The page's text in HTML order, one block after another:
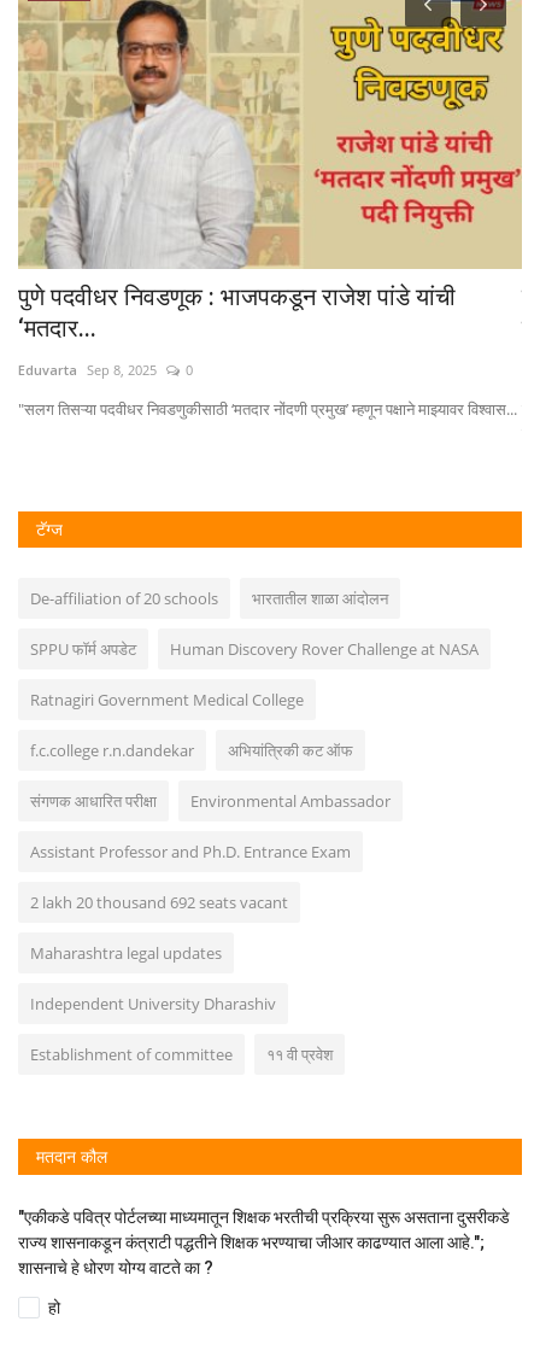
पुणे पदवीधर निवडणूक : भाजपकडून राजेश पांडे यांची
‘मतदार...
Eduvarta Sep 8, 2025 0
"सलग तिसऱ्या पदवीधर निवडणुकीसाठी ‘मतदार नोंदणी प्रमुख’ म्हणून पक्षाने माझ्यावर विश्वास...
टॅग्ज
De-affiliation of 20 schools भारतातील शाळा आंदोलन
SPPU फॉर्म अपडेट Human Discovery Rover Challenge at NASA
Ratnagiri Government Medical College
f.c.college r.n.dandekar अभियांत्रिकी कट ऑफ
संगणक आधारित परीक्षा Environmental Ambassador
Assistant Professor and Ph.D. Entrance Exam
2 lakh 20 thousand 692 seats vacant
Maharashtra legal updates
Independent University Dharashiv
Establishment of committee ११ वी प्रवेश
मतदान कौल
"एकीकडे पवित्र पोर्टलच्या माध्यमातून शिक्षक भरतीची प्रक्रिया सुरू असताना दुसरीकडे
राज्य शासनाकडून कंत्राटी पद्धतीने शिक्षक भरण्याचा जीआर काढण्यात आला आहे.";
शासनाचे हे धोरण योग्य वाटते का ?
हो